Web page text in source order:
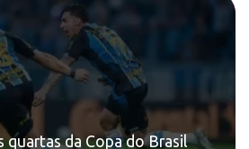
quartas da Copa do Brasil